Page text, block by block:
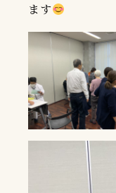
ます